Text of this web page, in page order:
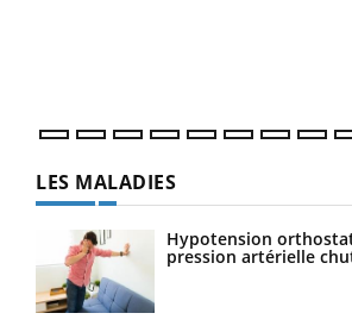
LES MALADIES
Hypotension
pression artérielle